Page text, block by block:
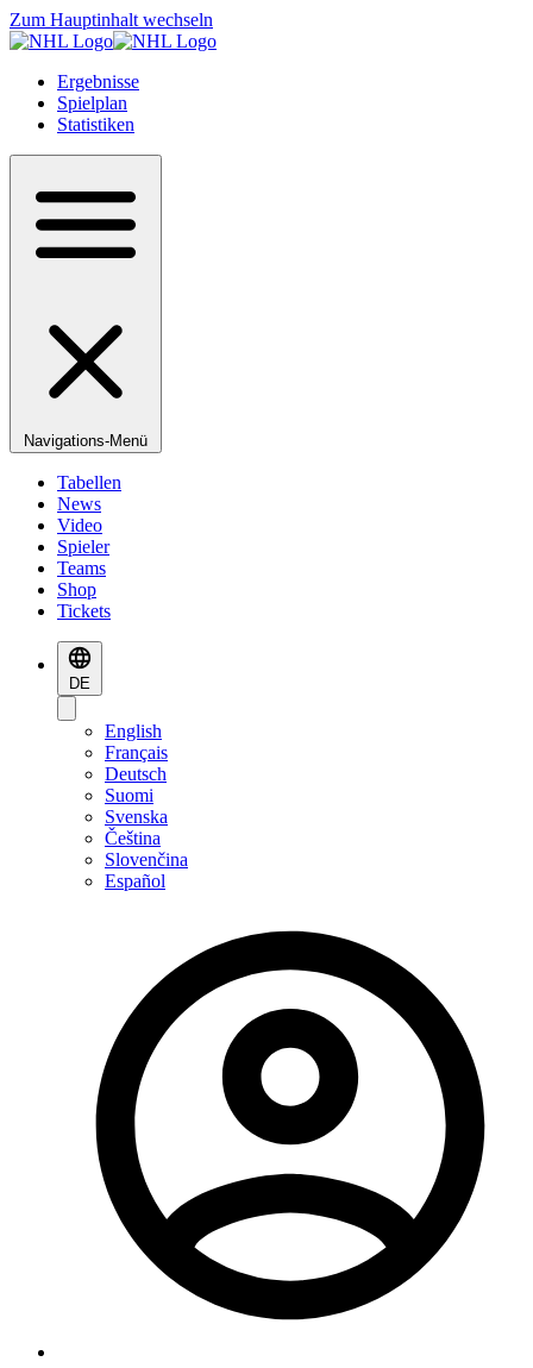
Zum Hauptinhalt wechseln
Ergebnisse
Spielplan
Statistiken
Navigations-Menü
Tabellen
News
Video
Spieler
Teams
Shop
Tickets
DE
English
Français
Deutsch
Suomi
Svenska
Čeština
Slovenčina
Español